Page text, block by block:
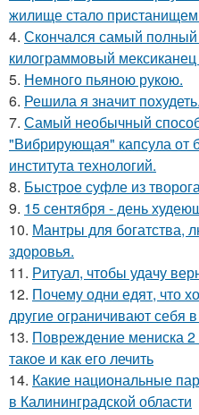
жилище стало пристанищем
4. Скончался самый
килограммовый
5. Немного пьяною рукою.
6. Решила я значит похудеть.
7. Самый необычный
"Вибрирующая" капсула от
института технологий.
8. Быстрое суфле из
9. 15 сентября - день
10. Мантры для богатства,
здоровья.
11. Ритуал, чтобы удачу
12. Почему одни едят, что
другие ограничивают себя
13. Повреждение мениска 2
такое и как его лечить
14. Какие национальные
в Калининградской области